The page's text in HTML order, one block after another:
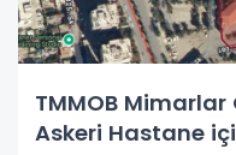
TMMOB
Askeri Hastane